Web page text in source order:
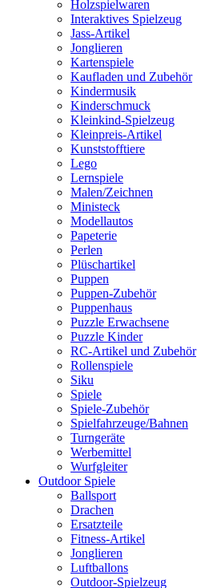
Holzspielwaren
Interaktives Spielzeug
Jass-Artikel
Jonglieren
Kartenspiele
Kaufladen und Zubehör
Kindermusik
Kinderschmuck
Kleinkind-Spielzeug
Kleinpreis-Artikel
Kunststofftiere
Lego
Lernspiele
Malen/Zeichnen
Ministeck
Modellautos
Papeterie
Perlen
Plüschartikel
Puppen
Puppen-Zubehör
Puppenhaus
Puzzle Erwachsene
Puzzle Kinder
RC-Artikel und Zubehör
Rollenspiele
Siku
Spiele
Spiele-Zubehör
Spielfahrzeuge/Bahnen
Turngeräte
Werbemittel
Wurfgleiter
Outdoor Spiele
Ballsport
Drachen
Ersatzteile
Fitness-Artikel
Jonglieren
Luftballons
Outdoor-Spielzeug